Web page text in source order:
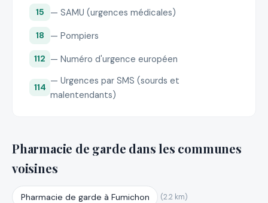
15 — SAMU (urgences médicales)
18 — Pompiers
112 — Numéro d'urgence européen
114
— Urgences par SMS (sourds et
malentendants)
Pharmacie de garde dans les communes
voisines
Pharmacie de garde à Fumichon (2.2 km)